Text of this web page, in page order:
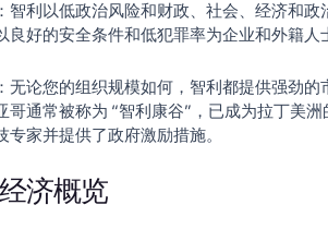
：智利以低政治风险和财政、社会、经济和政
良好的安全条件和低犯罪率为企业和外籍人
：无论您的组织规模如何，智利都提供强劲的
哥通常被称为 “智利康谷”，已成为拉丁美洲
专家并提供了政府激励措施。
济概览